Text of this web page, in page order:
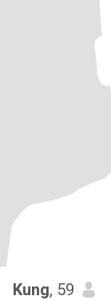
Kung, 59